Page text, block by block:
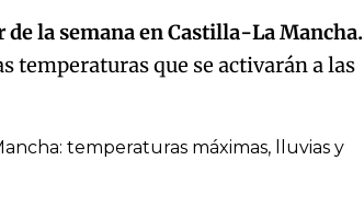
de la semana en Castilla-La Mancha.
temperaturas que se activarán a las
temperaturas máximas, lluvias y